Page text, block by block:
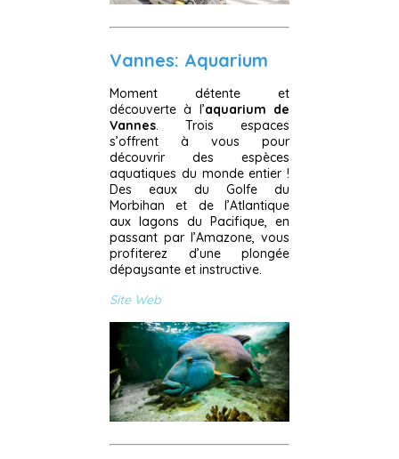
Vannes: Aquarium
Moment détente et
découverte à l’aquarium de
Vannes. Trois espaces
s’offrent à vous pour
découvrir des espèces
aquatiques du monde entier !
Des eaux du Golfe du
Morbihan et de l’Atlantique
aux lagons du Pacifique, en
passant par l’Amazone, vous
profiterez d’une plongée
dépaysante et instructive.
Site Web